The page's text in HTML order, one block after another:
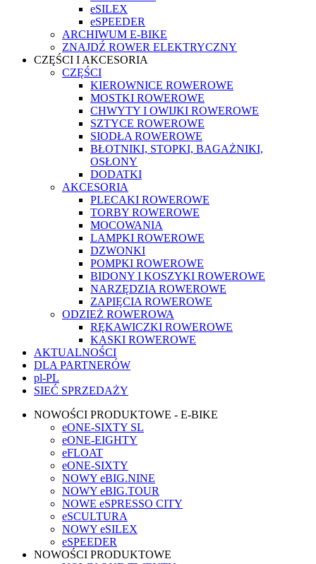
eSILEX
eSPEEDER
ARCHIWUM E-BIKE
ZNAJDŹ ROWER ELEKTRYCZNY
CZĘŚCI I AKCESORIA
CZĘŚCI
KIEROWNICE ROWEROWE
MOSTKI ROWEROWE
CHWYTY I OWIJKI ROWEROWE
SZTYCE ROWEROWE
SIODŁA ROWEROWE
BŁOTNIKI, STOPKI, BAGAŻNIKI,
OSŁONY
DODATKI
AKCESORIA
PLECAKI ROWEROWE
TORBY ROWEROWE
MOCOWANIA
LAMPKI ROWEROWE
DZWONKI
POMPKI ROWEROWE
BIDONY I KOSZYKI ROWEROWE
NARZĘDZIA ROWEROWE
ZAPIĘCIA ROWEROWE
ODZIEŻ ROWEROWA
RĘKAWICZKI ROWEROWE
KASKI ROWEROWE
AKTUALNOŚCI
DLA PARTNERÓW
pl-PL
SIEĆ SPRZEDAŻY
NOWOŚCI PRODUKTOWE - E-BIKE
eONE-SIXTY SL
eONE-EIGHTY
eFLOAT
eONE-SIXTY
NOWY eBIG.NINE
NOWY eBIG.TOUR
NOWE eSPRESSO CITY
eSCULTURA
NOWY eSILEX
eSPEEDER
NOWOŚCI PRODUKTOWE